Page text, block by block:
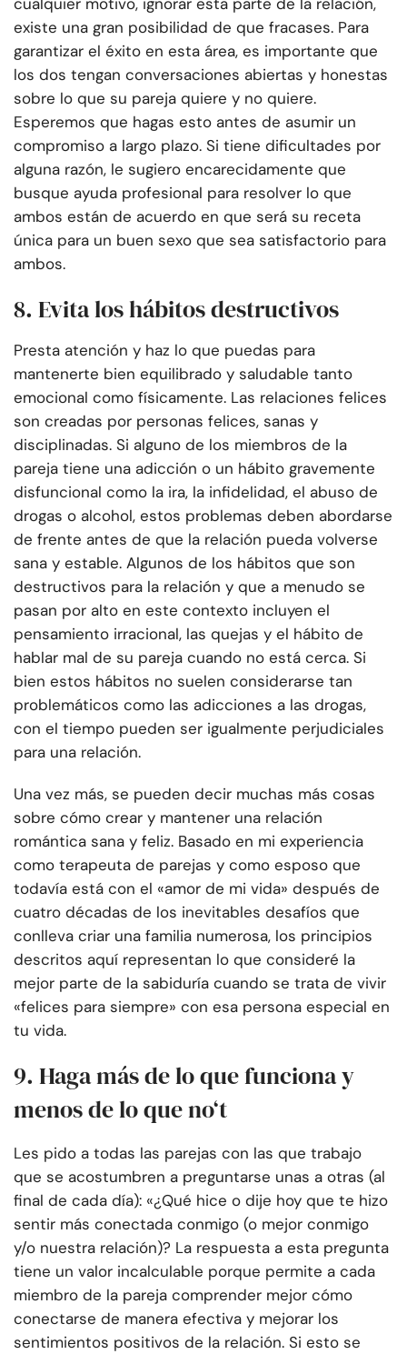
cualquier motivo, ignorar esta parte de la relación,
existe una gran posibilidad de que fracases. Para
garantizar el éxito en esta área, es importante que
los dos tengan conversaciones abiertas y honestas
sobre lo que su pareja quiere y no quiere.
Esperemos que hagas esto antes de asumir un
compromiso a largo plazo. Si tiene dificultades por
alguna razón, le sugiero encarecidamente que
busque ayuda profesional para resolver lo que
ambos están de acuerdo en que será su receta
única para un buen sexo que sea satisfactorio para
ambos.
8. Evita los hábitos destructivos
Presta atención y haz lo que puedas para
mantenerte bien equilibrado y saludable tanto
emocional como físicamente. Las relaciones felices
son creadas por personas felices, sanas y
disciplinadas. Si alguno de los miembros de la
pareja tiene una adicción o un hábito gravemente
disfuncional como la ira, la infidelidad, el abuso de
drogas o alcohol, estos problemas deben abordarse
de frente antes de que la relación pueda volverse
sana y estable. Algunos de los hábitos que son
destructivos para la relación y que a menudo se
pasan por alto en este contexto incluyen el
pensamiento irracional, las quejas y el hábito de
hablar mal de su pareja cuando no está cerca. Si
bien estos hábitos no suelen considerarse tan
problemáticos como las adicciones a las drogas,
con el tiempo pueden ser igualmente perjudiciales
para una relación.
Una vez más, se pueden decir muchas más cosas
sobre cómo crear y mantener una relación
romántica sana y feliz. Basado en mi experiencia
como terapeuta de parejas y como esposo que
todavía está con el «amor de mi vida» después de
cuatro décadas de los inevitables desafíos que
conlleva criar una familia numerosa, los principios
descritos aquí representan lo que consideré la
mejor parte de la sabiduría cuando se trata de vivir
«felices para siempre» con esa persona especial en
tu vida.
9. Haga más de lo que funciona y
menos de lo que no‘t
Les pido a todas las parejas con las que trabajo
que se acostumbren a preguntarse unas a otras (al
final de cada día): «¿Qué hice o dije hoy que te hizo
sentir más conectada conmigo (o mejor conmigo
y/o nuestra relación)? La respuesta a esta pregunta
tiene un valor incalculable porque permite a cada
miembro de la pareja comprender mejor cómo
conectarse de manera efectiva y mejorar los
sentimientos positivos de la relación. Si esto se